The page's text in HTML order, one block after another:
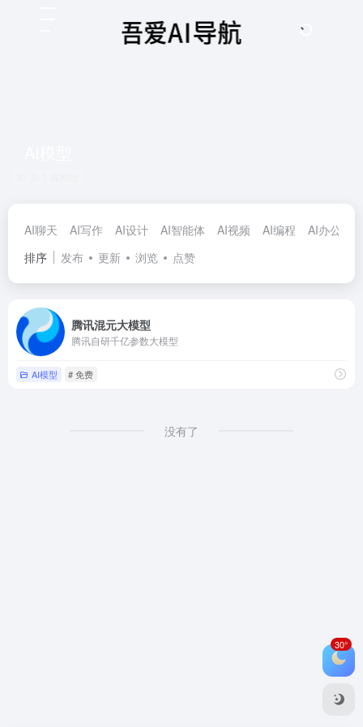
AI聊天 AI写作 AI设计 AI智能体 AI视频 AI编程 AI办公
排序
发布 更新 浏览 点赞
腾讯混元大模型
腾讯自研千亿参数大模型
AI模型 # 免费
没有了
30°